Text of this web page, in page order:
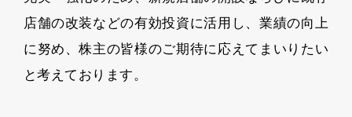
店舗の改装などの有効投資に活用し、業績の向上
に努め、株主の皆様のご期待に応えてまいりたい
と考えております。